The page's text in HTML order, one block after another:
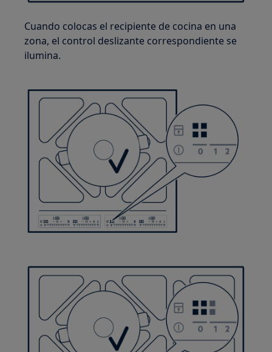
Cuando colocas el recipiente de cocina en una
zona, el control deslizante correspondiente se
ilumina.